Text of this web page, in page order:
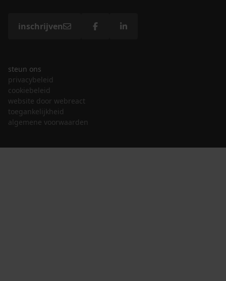
inschrijven
steun ons
privacybeleid
cookiebeleid
website door webreact
toegankelijkheid
algemene voorwaarden